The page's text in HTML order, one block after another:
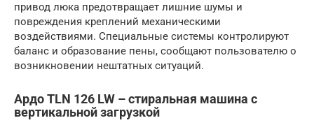
привод люка предотвращает лишние шумы и
повреждения креплений механическими
воздействиями. Специальные системы контролируют
баланс и образование пены, сообщают пользователю о
возникновении нештатных ситуаций.
Ардо TLN 126 LW – стиральная машина с
вертикальной загрузкой